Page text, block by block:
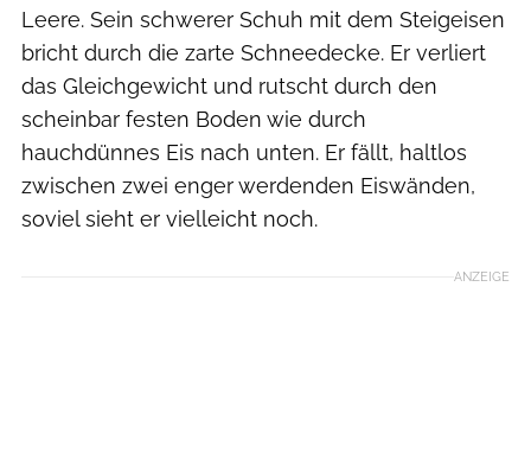
Leere. Sein schwerer Schuh mit dem Steigeisen
bricht durch die zarte Schneedecke. Er verliert
das Gleichgewicht und rutscht durch den
scheinbar festen Boden wie durch
hauchdünnes Eis nach unten. Er fällt, haltlos
zwischen zwei enger werdenden Eiswänden,
soviel sieht er vielleicht noch.
ANZEIGE